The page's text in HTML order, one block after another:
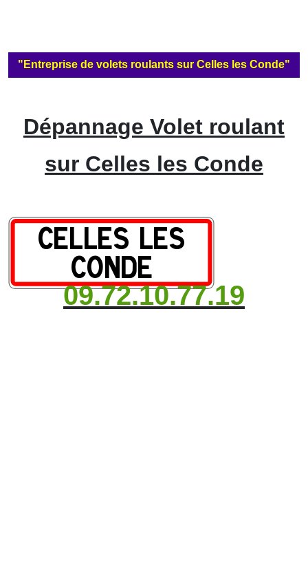
"Entreprise de volets roulants sur Celles les Conde"
Dépannage Volet roulant
sur Celles les Conde
09.72.10.77.19